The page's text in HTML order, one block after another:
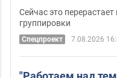
критический
удалось
Сейчас это перерастает
группировки
Спецпроект 7.08.2026